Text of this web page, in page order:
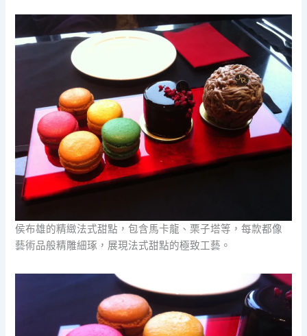
侯布雄的精緻法式甜點，包含馬卡龍、栗子塔等，每款都像
藝術品般精雕細琢，展現法式甜點的極致工藝。